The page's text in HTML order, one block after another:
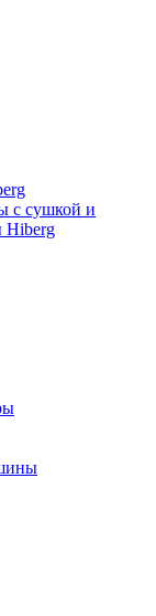
с сушкой и